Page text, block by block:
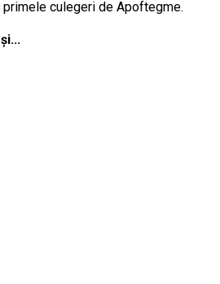
culegeri de Apoftegme.